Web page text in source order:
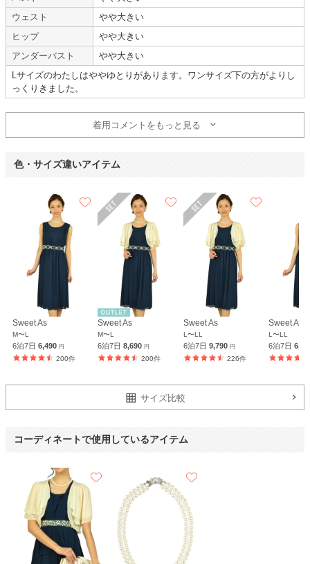
いつもお世話になっています。
毎回気持ちよく利用させて頂いています。
ドレスにアクセサリーもセットになっていて、大変助かっています。
また機会がありましたら利用させて頂きます。
ありがとうございました。
【一緒に注文した商品】
Hermoso luxe Dorry Doll
快適に着られました
【
年齢 : 40代後半
身長 : 165〜169cm
体重 : 65～69kg
体型 :
ぽっちゃり
サイズ :
ぴったり
ひざより少し下
使用シーン :
親族の結婚式
6月
千葉県
サイズぴったりで大満足です。
状態もキレイで、快適に着られました。
おしゃれコンシャスのサイトで、いつもお世話になっています。
ウェスト
やや大きい
ヒップ
やや大きい
アンダーバスト
やや大きい
Lサイズのわたしはややゆとりがあります。ワンサイズ下の方がよりし
っくりきました。
着用コメントをもっと見る
色・サイズ違いアイテム
Sweet As
M〜L
6泊7日 6,490 円
200件
Sweet As
M〜L
6泊7日8,690円
200件
Sweet As
L〜LL
6泊7日 9,790 円
226件
Sweet As
L〜LL
6泊7日
サイズ比較
コーディネートで使用しているアイテム